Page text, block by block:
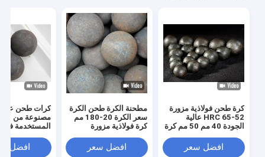
كرة طحن فولاذية مزورة
52-65 HRC عالية
الجودة 40 مم 50 مم كرة
افضل سعر
مطحنة الكرة طحن الكرة
سعر الكرة 20-180 مم
كرة فولاذية مزورة
الأسمنتافضل سعر
كرات طحن عالية
مصنوعة من
المستخدمة في
الفعالة من حيث
لمطحنة الكرة
افضل